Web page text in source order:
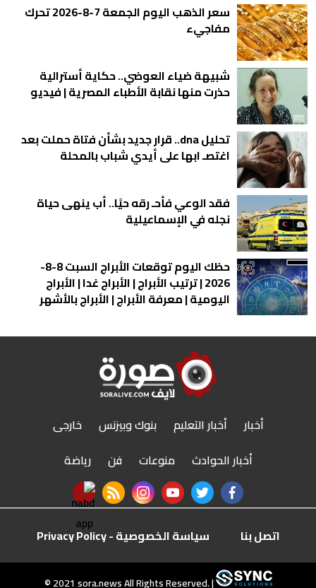
سعر الذهب اليوم الجمعة 7-8-2026 تحرك
مفاجيء
شبيهة ضياء العوضي.. حكاية أسترالية
حذرت منها نقابة الأطباء المصرية | فيديو
تحليل dna.. قرار جديد بشأن فتاة حملت بعد
اغتصـ ابها على أيدي شباب بالمحلة
فقد الوعي فأحـ رقه حيًا.. أب ينهى حياة
نجله في الإسماعيلية
حظك اليوم توقعات الأبراج السبت 8-8-
2026 | ترتيب الأبراج | الأبراج غدا | الأبراج
اليومية | معرفة الأبراج | الأبراج بالأشهر
أخبار أخبار التعليم بنوك وبيزنس
خارجى
أخبار الحوادث
منوعات فن
رياضة
facebook
twitter
youtube
instagram
rss feed
nabd app
اتصل بنا سياسة الخصوصية - Privacy Policy
© 2021 sora.news All Rights Reserved. |